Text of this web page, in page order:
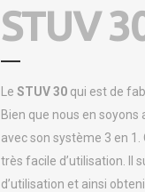
STUV
Le STUV30qui est de
Bien que nous en
avec son système 3 en
très facile d’utilisation. Il
d’utilisation et ainsi